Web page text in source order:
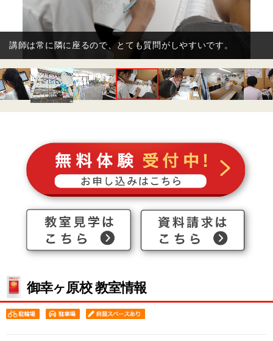
講師は担任制。お子さまの苦手や好き嫌いも？把握してご指導
します。
御幸ヶ原校 教室情報